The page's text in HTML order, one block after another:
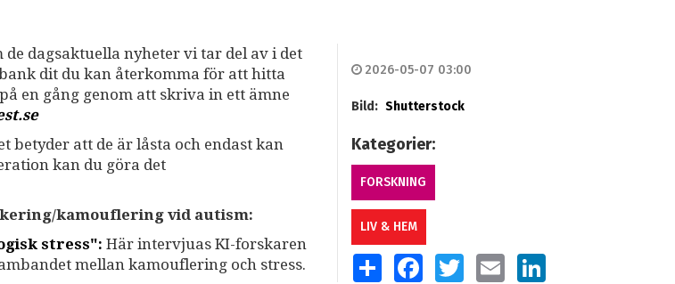
dagsaktuella nyheter vi tar del av i det
dit du kan återkomma för att hitta
en gång genom att skriva in ett ämne
att de är låsta och endast kan
kan du göra det
kamouflering vid autism:
stress": Här intervjuas KI-forskaren
mellan kamouflering och stress.
2026-05-07 03:00
Bild: Shutterstock
Kategorier:
FORSKNING
LIV & HEM
SHARE FACEBOOKTWITTEREMAIL LINKEDIN